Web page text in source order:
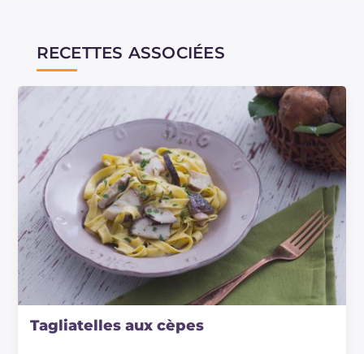
RECETTES ASSOCIÉES
Tagliatelles aux cèpes